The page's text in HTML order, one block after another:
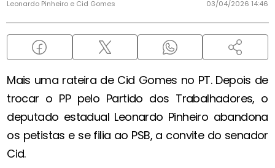
Leonardo Pinheiro e Cid Gomes 03/04/2026 14:46
Mais uma rateira de Cid Gomes no PT. Depois de
trocar o PP pelo Partido dos Trabalhadores, o
deputado estadual Leonardo Pinheiro abandona
os petistas e se filia ao PSB, a convite do senador
Cid.